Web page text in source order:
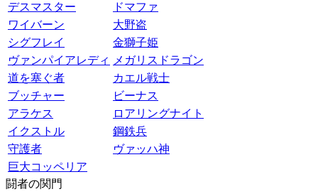
デスマスター
ドマファ
ワイバーン
大野盗
シグフレイ
金獅子姫
ヴァンパイアレディ
メガリスドラゴン
道を塞ぐ者
カエル戦士
ブッチャー
ビーナス
アラケス
ロアリングナイト
イクストル
鋼鉄兵
守護者
ヴァッハ神
巨大コッペリア
闘者の関門